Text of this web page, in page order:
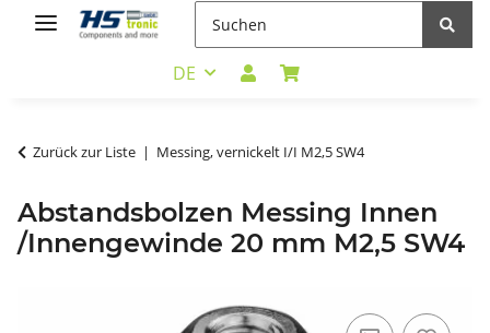
DE
Zurück zur Liste Messing, vernickelt I/I M2,5 SW4
Abstandsbolzen Messing Innen
/Innengewinde 20 mm M2,5 SW4